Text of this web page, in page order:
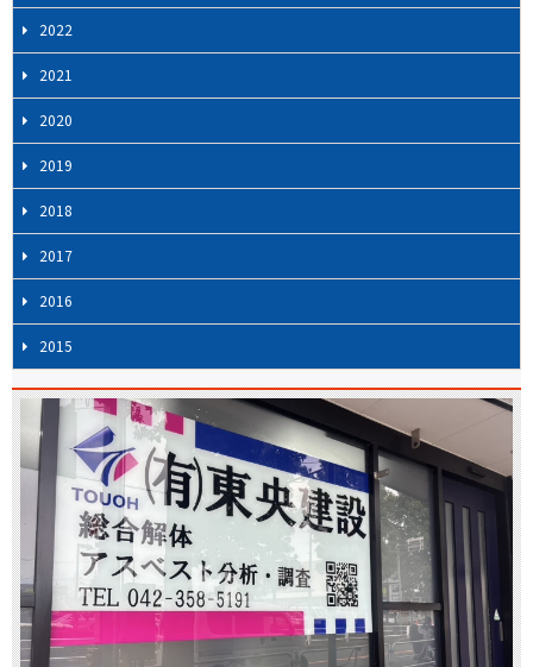
ン 2022
2021
2020
2019
2018
2017
2016
2015